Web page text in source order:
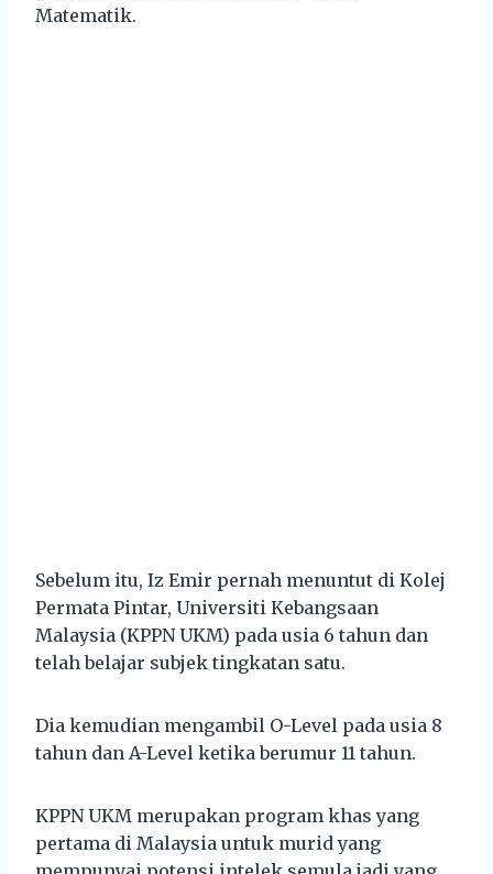
Matematik.
Sebelum itu, Iz Emir pernah menuntut di Kolej
Permata Pintar, Universiti Kebangsaan
Malaysia (KPPN UKM) pada usia 6 tahun dan
telah belajar subjek tingkatan satu.
Dia kemudian mengambil O-Level pada usia 8
tahun dan A-Level ketika berumur 11 tahun.
KPPN UKM merupakan program khas yang
pertama di Malaysia untuk murid yang